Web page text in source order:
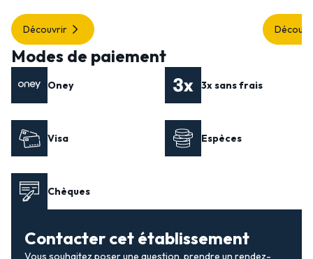
Découvrir
Modes de paiement
Oney 3x sans frais
Visa Espèces
Chèques
Contacter cet établissement
Vous souhaitez poser une question, prendre un rendez-